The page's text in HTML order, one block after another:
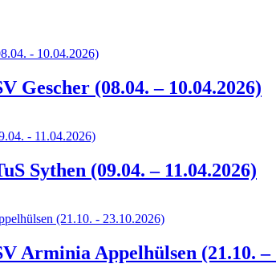
Gescher (08.04. – 10.04.2026)
Sythen (09.04. – 11.04.2026)
Arminia Appelhülsen (21.10. –